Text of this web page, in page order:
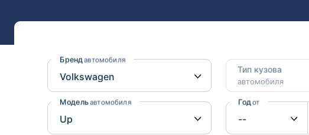
Nissan
Mazda
Suzuki
Mercedes-Benz
Бренд автомобиля
Модельавтомобиля
Тип кузова
автомобиля
Год от